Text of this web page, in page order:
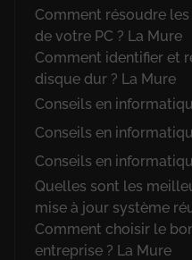
Comment résoudre
de votre PC ? La Mure
Comment identifier et
disque dur ? La Mure
Conseils en
Conseils en
Conseils en
Quelles sont les
mise à jour système
Comment choisir le
entreprise ? La Mure